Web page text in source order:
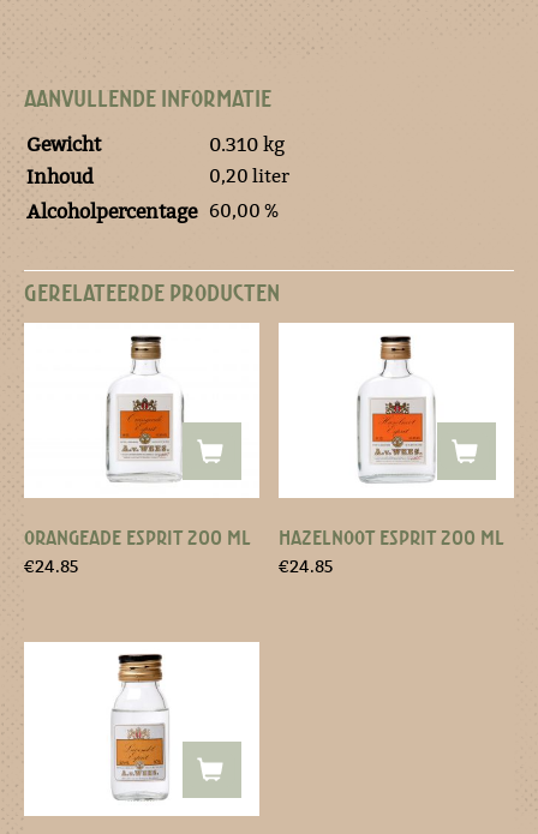
AANVULLENDE INFORMATIE
Gewicht
0.310 kg
Inhoud
0,20 liter
Alcoholpercentage 60,00 %
GERELATEERDE PRODUCTEN
ORANGEADE ESPRIT 200 ML
€24.85
HAZELNOOT ESPRIT 200 ML
€24.85